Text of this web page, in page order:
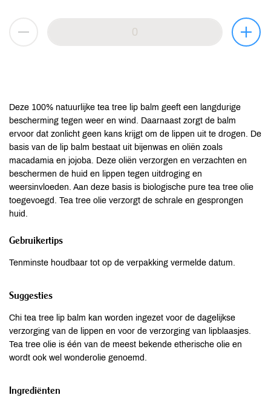
Deze 100% natuurlijke tea tree lip balm geeft een langdurige
bescherming tegen weer en wind. Daarnaast zorgt de balm
ervoor dat zonlicht geen kans krijgt om de lippen uit te drogen. De
basis van de lip balm bestaat uit bijenwas en oliën zoals
macadamia en jojoba. Deze oliën verzorgen en verzachten en
beschermen de huid en lippen tegen uitdroging en
weersinvloeden. Aan deze basis is biologische pure tea tree olie
toegevoegd. Tea tree olie verzorgt de schrale en gesprongen
huid.
Gebruikertips
Tenminste houdbaar tot op de verpakking vermelde datum.
Suggesties
Chi tea tree lip balm kan worden ingezet voor de dagelijkse
verzorging van de lippen en voor de verzorging van lipblaasjes.
Tea tree olie is één van de meest bekende etherische olie en
wordt ook wel wonderolie genoemd.
Ingrediënten